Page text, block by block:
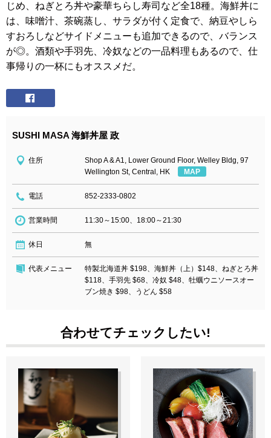
じめ、ねぎとろ丼や豪華ちらし寿司など全18種。海鮮丼に
は、味噌汁、茶碗蒸し、サラダが付く定食で、納豆やしら
すおろしなどサイドメニューも追加できるので、バランス
が◎。酒類や手羽先、冷奴などの一品料理もあるので、仕
事帰りの一杯にもオススメだ。
SUSHI MASA 海鮮丼屋 政
住所
Shop A & A1, Lower Ground Floor, Welley Bldg, 97
Wellington St, Central, HK
MAP
電話 852-2333-0802
営業時間 11:30～15:00、18:00～21:30
休日 無
代表メニュー
特製北海道丼 $198、海鮮丼（上）$148、ねぎとろ丼
$118、手羽先 $68、冷奴 $48、牡蠣ウニソースオー
ブン焼き $98、うどん $58
合わせてチェックしたい!